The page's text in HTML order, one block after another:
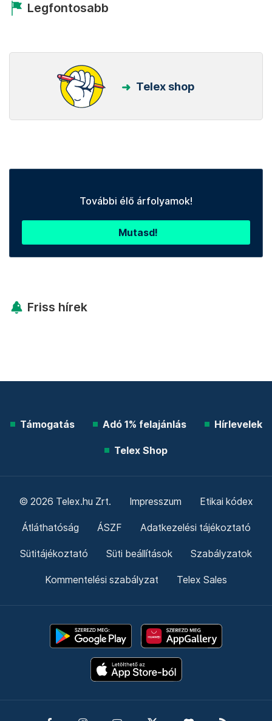
Legfontosabb
Telex shop
További élő árfolyamok!
Mutasd!
Friss hírek
Támogatás Adó 1% felajánlás Hírlevelek
Telex Shop
© 2026 Telex.hu Zrt. Impresszum Etikai kódex
Átláthatóság ÁSZF Adatkezelési tájékoztató
Sütitájékoztató Süti beállítások Szabályzatok
Kommentelési szabályzat Telex Sales